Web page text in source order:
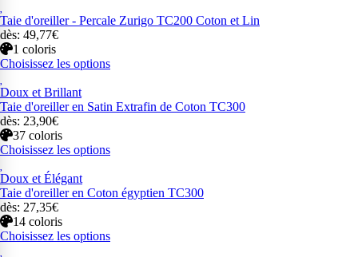
Taie d'oreiller - Percale Zurigo TC200 Coton et Lin
dès: 49,77€
1 coloris
Choisissez les options
Doux et Brillant
Taie d'oreiller en Satin Extrafin de Coton TC300
dès: 23,90€
37 coloris
Choisissez les options
Doux et Élégant
Taie d'oreiller en Coton égyptien TC300
dès: 27,35€
14 coloris
Choisissez les options